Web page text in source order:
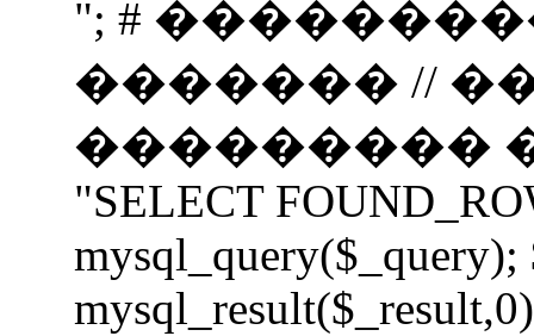
"; #
������� //
���������
"SELECT
mysql_query($_query);